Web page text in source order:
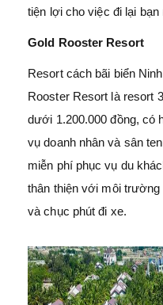
tiện lợi cho việc đi lại bạn
Gold Rooster Resort
Resort cách bãi biển
Rooster Resort là resort
dưới 1.200.000 đồng, có
vụ doanh nhân và sân
miễn phí phục vụ du
thân thiện với môi
và chục phút đi xe.